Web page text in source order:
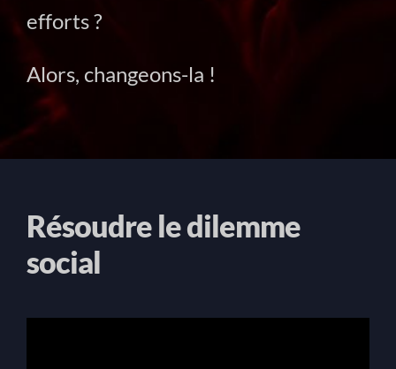
efforts ?
Alors, changeons-la !
Résoudre le dilemme
social